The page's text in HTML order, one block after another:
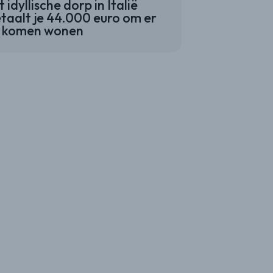
idyllische dorp in Italië
je 44.000 euro om er
wonen